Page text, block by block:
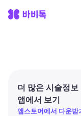
더 많은 시술정보
앱에서 보기
앱스토어에서 다운받